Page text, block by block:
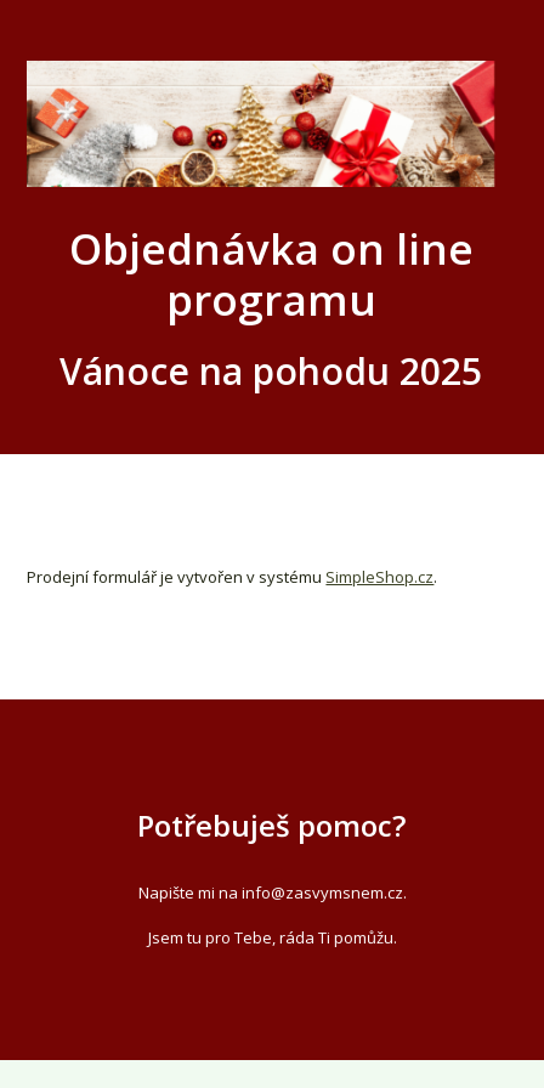
Objednávka on line
programu
Vánoce na pohodu 2025
Prodejní formulář je vytvořen v systému SimpleShop.cz.
Potřebuješ pomoc?
Napište mi na info@zasvymsnem.cz.
Jsem tu pro Tebe, ráda Ti pomůžu.